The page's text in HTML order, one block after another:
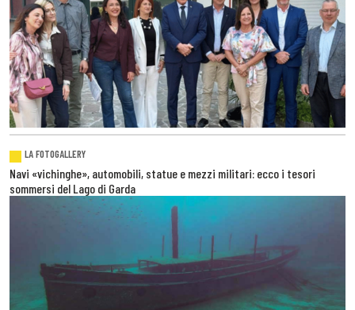
LA FOTOGALLERY
Navi «vichinghe», automobili, statue e mezzi militari: ecco i tesori
sommersi del Lago di Garda